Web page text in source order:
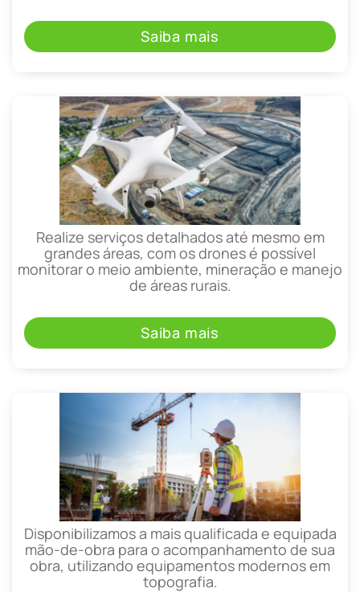
Saiba mais
Realize serviços detalhados até mesmo em
grandes áreas, com os drones é possível
monitorar o meio ambiente, mineração e manejo
de áreas rurais.
Saiba mais
Disponibilizamos a mais qualificada e equipada
mão-de-obra para o acompanhamento de sua
obra, utilizando equipamentos modernos em
topografia.